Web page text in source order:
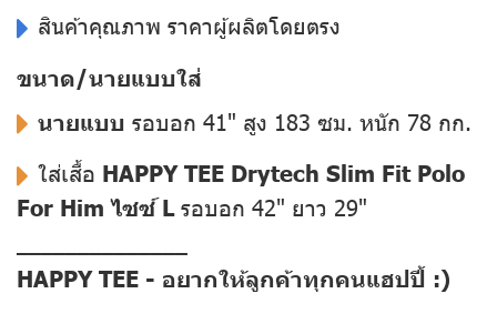
สินค้าคุณภาพ ราคาผู้ผลิตโดยตรง
ขนาด/นายแบบใส่
นายแบบ รอบอก 41" สูง 183 ซม. หนัก 78 กก.
ใส่เสื้อ HAPPY TEE Drytech Slim Fit Polo
For Him ไซซ์ Lรอบอก 42" ยาว 29"
––––––––––––––
HAPPY TEE - อยากให้ลูกค้าทุกคนแฮปปี้ :)